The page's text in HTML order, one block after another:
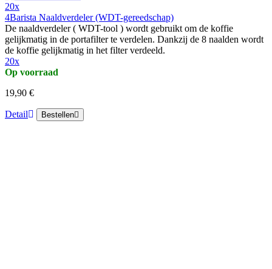
20x
4Barista Naaldverdeler (WDT-gereedschap)
De naaldverdeler ( WDT-tool ) wordt gebruikt om de koffie
gelijkmatig in de portafilter te verdelen. Dankzij de 8 naalden wordt
de koffie gelijkmatig in het filter verdeeld.
20x
Op voorraad
19,90 €
Detail Bestellen